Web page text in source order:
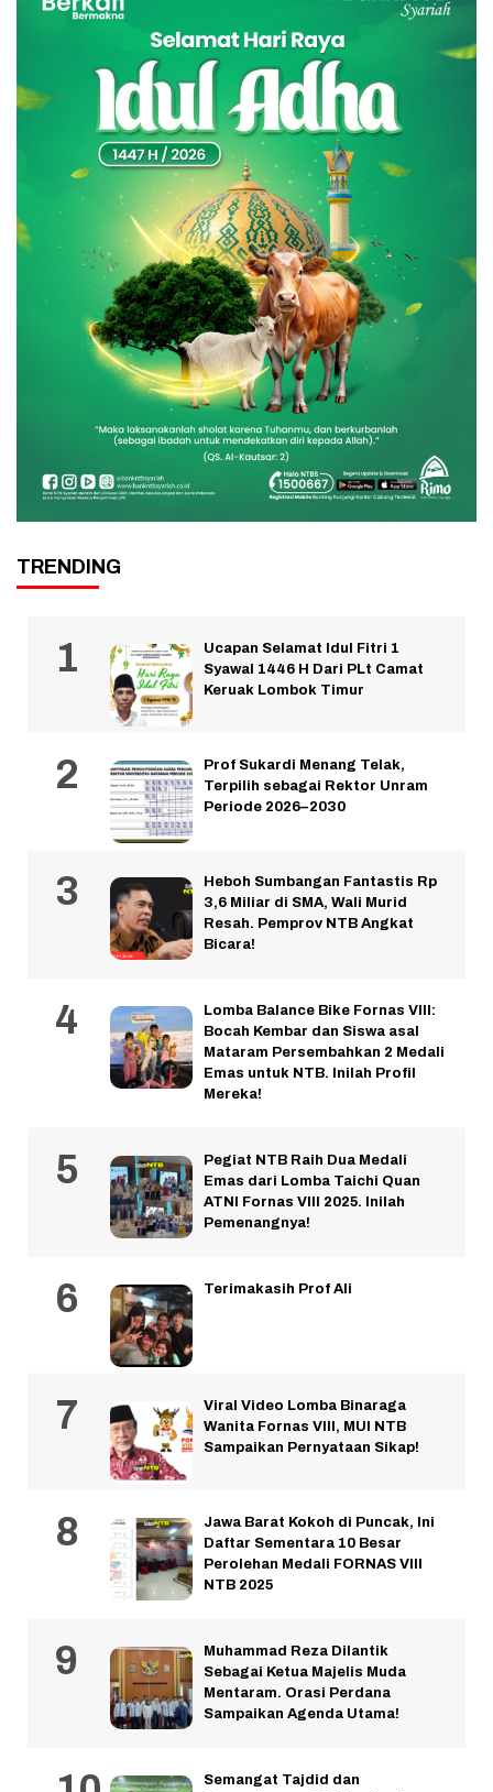
TRENDING
Ucapan Selamat Idul Fitri 1
Syawal 1446 H Dari PLt Camat
Keruak Lombok Timur
Prof Sukardi Menang Telak,
Terpilih sebagai Rektor Unram
Periode 2026–2030
Heboh Sumbangan Fantastis Rp
3,6 Miliar di SMA, Wali Murid
Resah. Pemprov NTB Angkat
Bicara!
Lomba Balance Bike Fornas VIII:
Bocah Kembar dan Siswa asal
Mataram Persembahkan 2 Medali
Emas untuk NTB. Inilah Profil
Mereka!
Pegiat NTB Raih Dua Medali
Emas dari Lomba Taichi Quan
ATNI Fornas VIII 2025. Inilah
Pemenangnya!
Terimakasih Prof Ali
Viral Video Lomba Binaraga
Wanita Fornas VIII, MUI NTB
Sampaikan Pernyataan Sikap!
Jawa Barat Kokoh di Puncak, Ini
Daftar Sementara 10 Besar
Perolehan Medali FORNAS VIII
NTB 2025
Muhammad Reza Dilantik
Sebagai Ketua Majelis Muda
Mentaram. Orasi Perdana
Sampaikan Agenda Utama!
Semangat Tajdid dan